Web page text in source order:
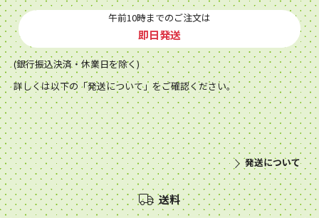
午前10時までのご注文は
即日発送
(銀行振込決済・休業日を除く)
詳しくは以下の「発送について」をご確認ください。
発送について
送料